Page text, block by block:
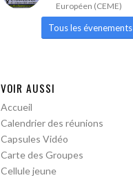
Européen (CEME)
Tous les évenements
VOIR AUSSI
Accueil
Calendrier des réunions
Capsules Vidéo
Carte des Groupes
Cellule jeune